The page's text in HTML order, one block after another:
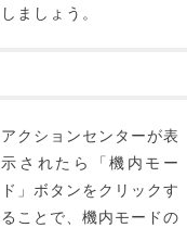
しましょう。
アクションセンターが表
示されたら「機内モー
ド」ボタンをクリックす
ることで、機内モードの